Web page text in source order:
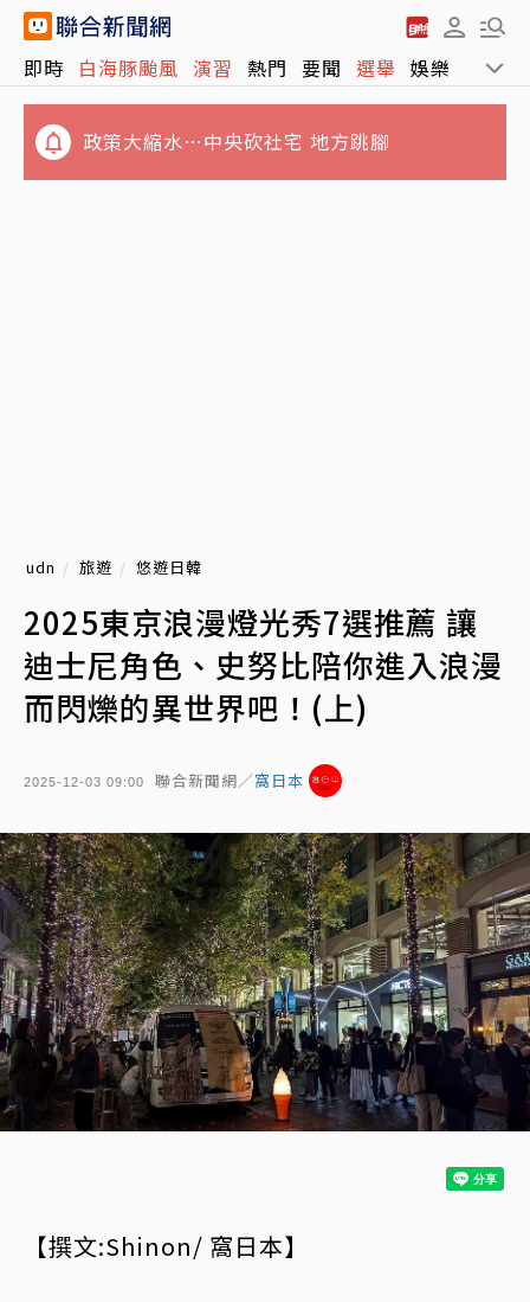
即時 白海豚颱風 演習 熱門 要聞 選舉 娛樂 運動
政策大縮水…中央砍社宅 地方跳腳
udn 旅遊 悠遊日韓
2025東京浪漫燈光秀7選推薦 讓
迪士尼角色、史努比陪你進入浪漫
而閃爍的異世界吧！(上)
2025-12-03 09:00 聯合新聞網／窩日本
【撰文:Shinon/ 窩日本】